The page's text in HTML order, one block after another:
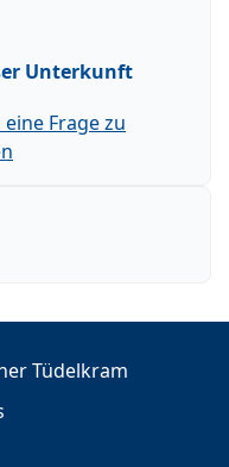
Unterkunft
Frage zu
Tüdelkram